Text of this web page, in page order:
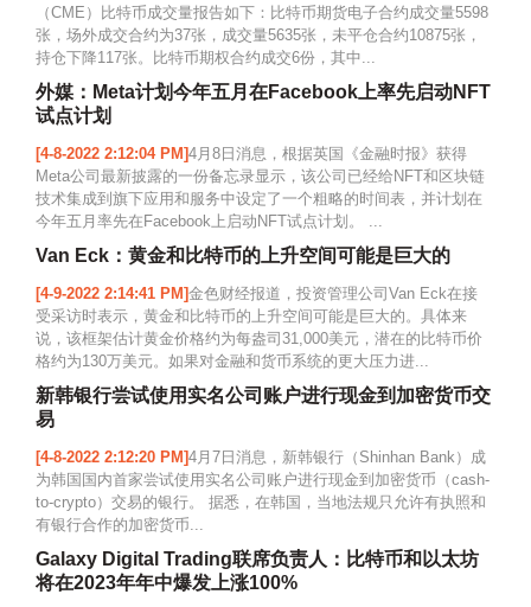
（CME）比特币成交量报告如下：比特币期货电子合约成交量5598
张，场外成交合约为37张，成交量5635张，未平仓合约10875张，
持仓下降117张。比特币期权合约成交6份，其中...
外媒：Meta计划今年五月在Facebook上率先启动NFT
试点计划
[4-8-2022 2:12:04 PM]4月8日消息，根据英国《金融时报》获得
Meta公司最新披露的一份备忘录显示，该公司已经给NFT和区块链
技术集成到旗下应用和服务中设定了一个粗略的时间表，并计划在
今年五月率先在Facebook上启动NFT试点计划。 ...
Van Eck：黄金和比特币的上升空间可能是巨大的
[4-9-2022 2:14:41 PM]金色财经报道，投资管理公司Van Eck在接
受采访时表示，黄金和比特币的上升空间可能是巨大的。具体来
说，该框架估计黄金价格约为每盎司31,000美元，潜在的比特币价
格约为130万美元。如果对金融和货币系统的更大压力进...
新韩银行尝试使用实名公司账户进行现金到加密货币交
易
[4-8-2022 2:12:20 PM]4月7日消息，新韩银行（Shinhan Bank）成
为韩国国内首家尝试使用实名公司账户进行现金到加密货币（cash-
to-crypto）交易的银行。 据悉，在韩国，当地法规只允许有执照和
有银行合作的加密货币...
Galaxy Digital Trading联席负责人：比特币和以太坊
将在2023年年中爆发上涨100%